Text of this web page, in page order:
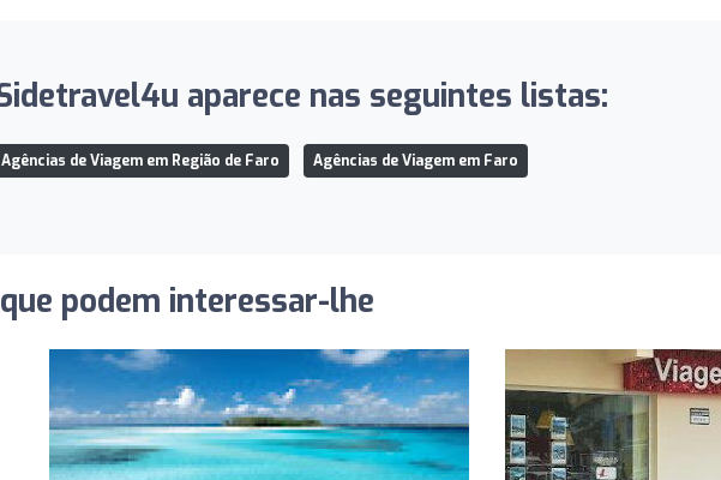
aparece nas seguintes listas:
Agências de Viagem em Região de Faro Agências de Viagem em Faro
podem interessar-lhe